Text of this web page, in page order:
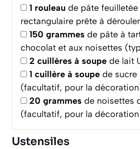
1 rouleau de pâte
rectangulaire prête à dérouler
150 grammes de pâte à
chocolat et aux noisettes
2 cuillères à soupe de lait
1 cuillère à soupe de sucre
(facultatif, pour la
20 grammes de noisettes
(facultatif, pour la
Ustensiles